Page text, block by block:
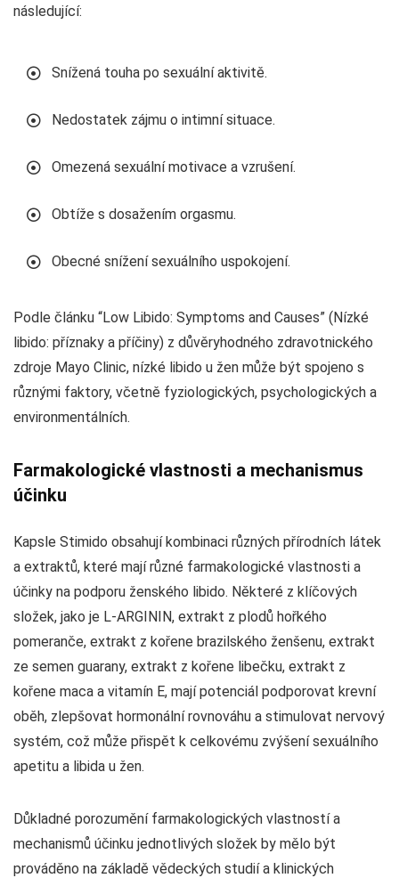
následující:
Snížená touha po sexuální aktivitě.
Nedostatek zájmu o intimní situace.
Omezená sexuální motivace a vzrušení.
Obtíže s dosažením orgasmu.
Obecné snížení sexuálního uspokojení.
Podle článku “Low Libido: Symptoms and Causes” (Nízké
libido: příznaky a příčiny) z důvěryhodného zdravotnického
zdroje Mayo Clinic, nízké libido u žen může být spojeno s
různými faktory, včetně fyziologických, psychologických a
environmentálních.
Farmakologické vlastnosti a mechanismus
účinku
Kapsle Stimido obsahují kombinaci různých přírodních látek
a extraktů, které mají různé farmakologické vlastnosti a
účinky na podporu ženského libido. Některé z klíčových
složek, jako je L-ARGININ, extrakt z plodů hořkého
pomeranče, extrakt z kořene brazilského ženšenu, extrakt
ze semen guarany, extrakt z kořene libečku, extrakt z
kořene maca a vitamín E, mají potenciál podporovat krevní
oběh, zlepšovat hormonální rovnováhu a stimulovat nervový
systém, což může přispět k celkovému zvýšení sexuálního
apetitu a libida u žen.
Důkladné porozumění farmakologických vlastností a
mechanismů účinku jednotlivých složek by mělo být
prováděno na základě vědeckých studií a klinických